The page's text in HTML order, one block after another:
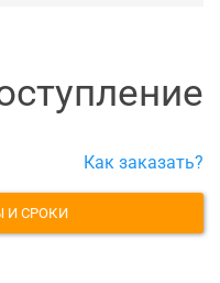
Как заказать?
И СРОКИ